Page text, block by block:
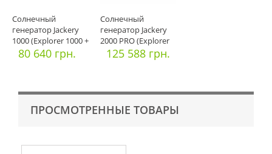
Солнечный
генератор Jackery
1000 (Explorer 1000 +
2*Solarsag
80 640 грн.
Солнечный
генератор Jackery
2000 PRO (Explorer
2000 PRO + 2*
125 588 грн.
ПРОСМОТРЕННЫЕ ТОВАРЫ